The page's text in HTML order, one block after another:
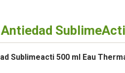
Sublimeacti 500 ml Eau